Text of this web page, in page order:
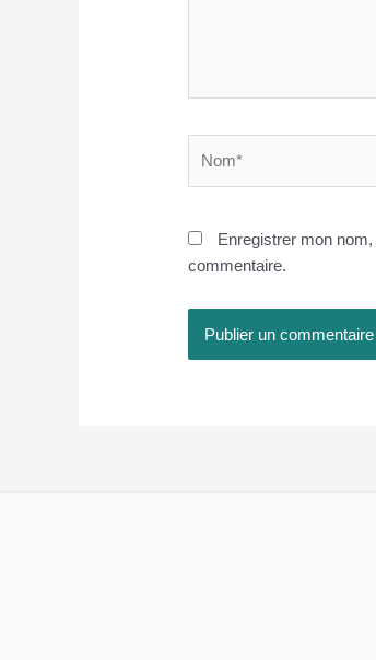
Enregistrer mon
commentaire.